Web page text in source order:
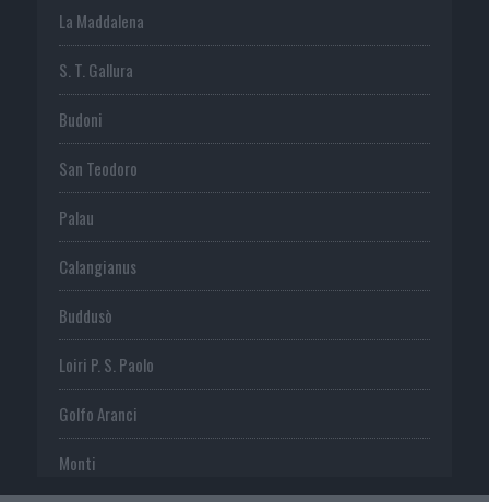
La Maddalena
S. T. Gallura
Budoni
San Teodoro
Palau
Calangianus
Buddusò
Loiri P. S. Paolo
Golfo Aranci
Monti